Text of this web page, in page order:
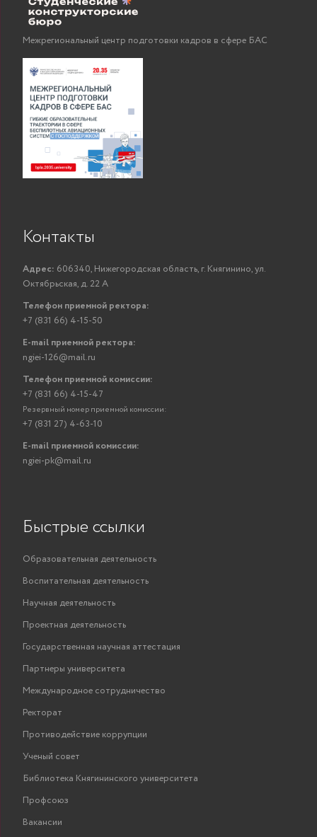
Межрегиональный центр подготовки кадров в сфере БАС
Контакты
Адрес: 606340, Нижегородская область, г. Княгинино, ул.
Октябрьская, д. 22 А
Телефон приемной ректора:
+7 (831 66) 4-15-50
E-mail приемной ректора:
ngiei-126@mail.ru
Телефон приемной комиссии:
+7 (831 66) 4-15-47
Резервный номер приемной комиссии:
+7 (831 27) 4-63-10
E-mail приемной комиссии:
ngiei-pk@mail.ru
Быстрые ссылки
Образовательная деятельность
Воспитательная деятельность
Научная деятельность
Проектная деятельность
Государственная научная аттестация
Партнеры университета
Международное сотрудничество
Ректорат
Противодействие коррупции
Ученый совет
Библиотека Княгининского университета
Профсоюз
Вакансии